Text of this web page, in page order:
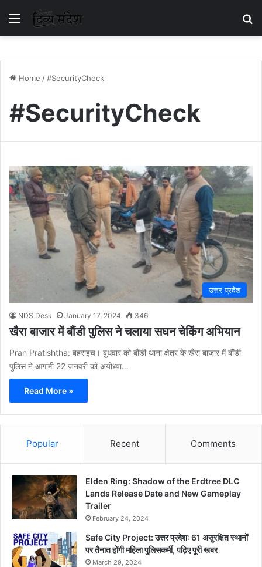
Menu
Home /#SecurityCheck
#SecurityCheck
उत्तर प्रदेश
NDS Desk January 17, 2024 346
खैरा बाजार में बौंडी पुलिस ने चलाया सघन चेकिंग अभियान
Pran Pratishtha: बहराइच। बुधवार को बौंडी थाना क्षेत्र के खैरा बाजार में बौंडी
पुलिस ने आगामी 22 जनवरी को अयोध्या…
Read More »
Popular Recent Comments
Elden Ring: Shadow of the Erdtree DLC
Lands Release Date and New Gameplay
Trailer
February 24, 2024
Safe City Project: उत्तर प्रदेश: 61 असुरक्षित स्थानों
पर तैनात होंगी महिला पुलिसकर्मी, पढ़िए पूरी खबर
March 29, 2024